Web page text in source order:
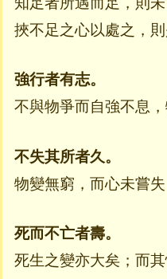
挾不足之心以處之，則
強行者有志。
不與物爭而自強不息，
不失其所者久。
物變無窮，而心未嘗失
死而不亡者壽。
死生之變亦大矣；而